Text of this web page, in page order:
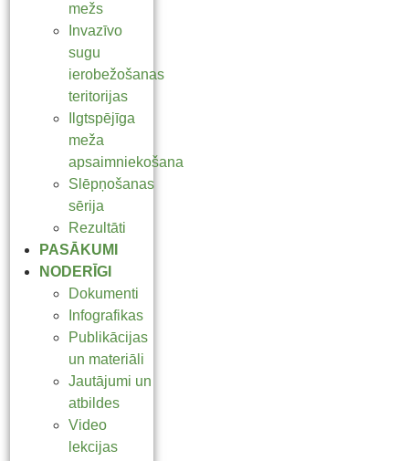
mežs
Invazīvo
sugu
ierobežošanas
teritorijas
Ilgtspējīga
meža
apsaimniekošana
Slēpņošanas
sērija
Rezultāti
PASĀKUMI
NODERĪGI
Dokumenti
Infografikas
Publikācijas
un materiāli
Jautājumi un
atbildes
Video
lekcijas